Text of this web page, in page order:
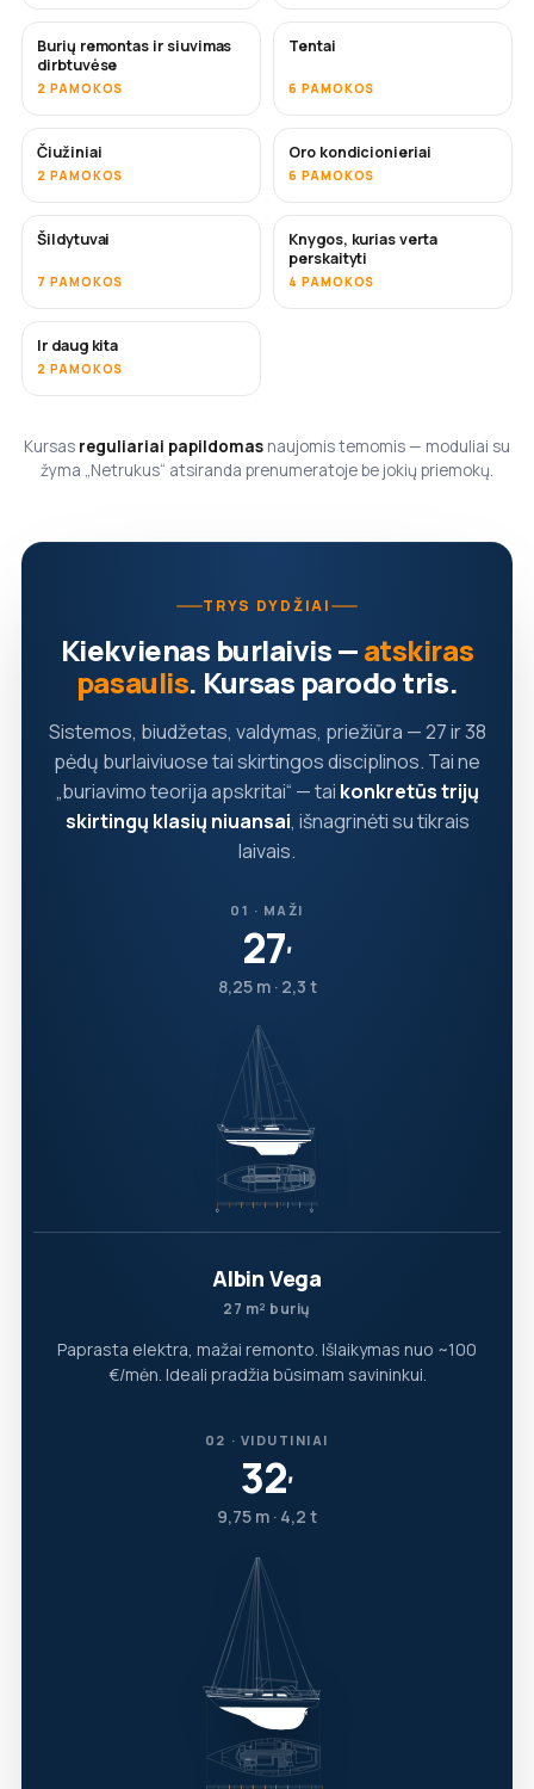
NETRUKUS
Burių remontas ir siuvimas
dirbtuvėse
2 PAMOKOS
Tentai
6 PAMOKOS
Čiužiniai
2 PAMOKOS
NETRUKUS
Oro kondicionieriai
6 PAMOKOS
NETRUKUS
Šildytuvai
7 PAMOKOS
NETRUKUS
Knygos, kurias verta
perskaityti
4 PAMOKOS
NETRUKUS
Ir daug kita
2 PAMOKOS
Kursas reguliariai papildomas naujomis temomis — moduliai su
žyma „Netrukus“ atsiranda prenumeratoje be jokių priemokų.
TRYS DYDŽIAI
Kiekvienas burlaivis —atskiras
pasaulis. Kursas parodo tris.
Sistemos, biudžetas, valdymas, priežiūra — 27 ir 38
pėdų burlaiviuose tai skirtingos disciplinos. Tai ne
„buriavimo teorija apskritai“ — tai konkretūs trijų
skirtingų klasių niuansai, išnagrinėti su tikrais
laivais.
01 · MAŽI
27′
8,25 m · 2,3 t
Albin Vega
27 m² burių
Paprasta elektra, mažai remonto. Išlaikymas nuo ~100
€/mėn. Ideali pradžia būsimam savininkui.
02 · VIDUTINIAI
32′
9,75 m · 4,2 t